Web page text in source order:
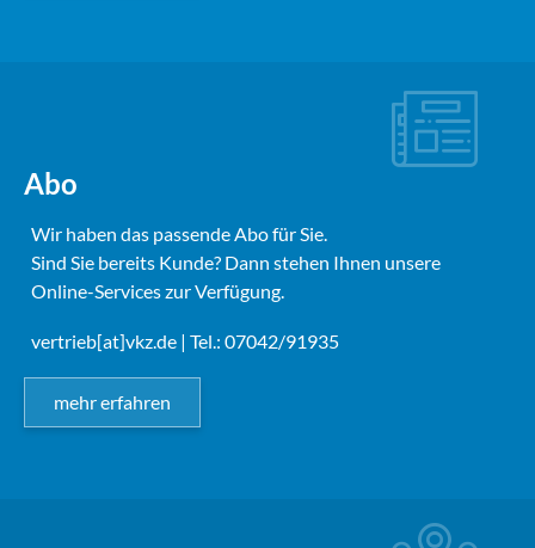
Abo
Wir haben das passende Abo für Sie.
Sind Sie bereits Kunde? Dann stehen Ihnen unsere
Online-Services zur Verfügung.
vertrieb[at]vkz.de | Tel.: 07042/91935
mehr erfahren